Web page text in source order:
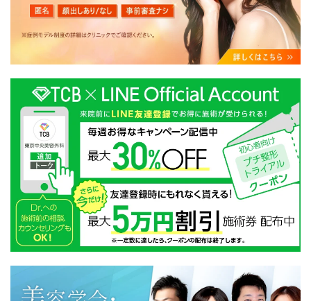
・クリニックの来院予約、医療サービスの提供、医療関
連商品の販売、アフターケア対応、これらに付随する諸
対応等のサービス提供のため
・医療サービスの提供に関する他の医療機関、検査機関
及び研究機関との連携のため
・サービス向上を目的とした医療サービス・販売する医
療関連商品に関する患者様へのアンケートの送受信及び
これに付随する諸対応のため
・Cookie等の技術を用いたアクセス履歴、閲覧記録等に
関する情報の収集、分析
・閲覧記録等から趣味・嗜好を分析した情報を使用して
の広告に利用するため
・お問い合わせ又はご意見の内容確認及びその対応のた
め
・患者様のサービス利用状況の分析及び症例研究のため
・広告、宣伝、マーケティングのため